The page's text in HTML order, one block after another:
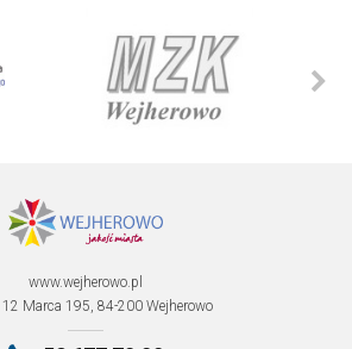
www.wejherowo.pl
Marca 195, 84-200 Wejherowo